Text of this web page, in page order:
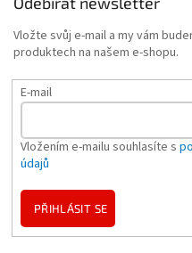
Vložte svůj e-mail a my vám
produktech na našem e-shopu.
E-mail
Vložením e-mailu souhlasíte s
údajů
PŘIHLÁSIT SE